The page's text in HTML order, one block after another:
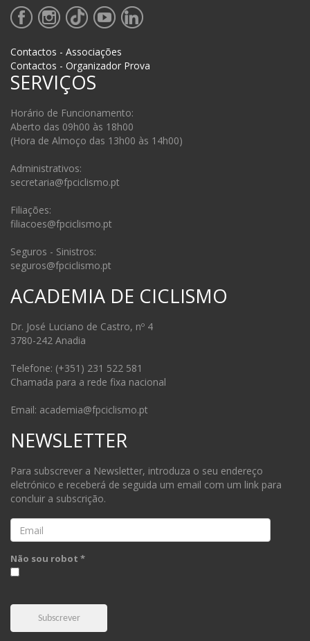
Contactos - Associações
Contactos - Organizador Prova
SERVIÇOS
Horário de Funcionamento:
Aberto das 09h00 às 18h00
(Hora de Almoço das 13h00 às 14h00)
Administrativos:
secretaria@fpciclismo.pt
Filiações:
filiacoes@fpciclismo.pt
Seguros - Sinistros:
seguros@fpciclismo.pt
ACADEMIA DE CICLISMO
Dr. José Luciano de Castro, nº 4
3780-242 Anadia
Telefone: (+351) 231 522 581
Chamada para a rede fixa nacional
Email: academia@fpciclismo.pt
NEWSLETTER
Para subscrever a Newsletter, introduza o seu endereço
eletrónico e receberá de seguida um email com um link para
concluir a subscrição.
Email
Não sou robot *
Subscrever